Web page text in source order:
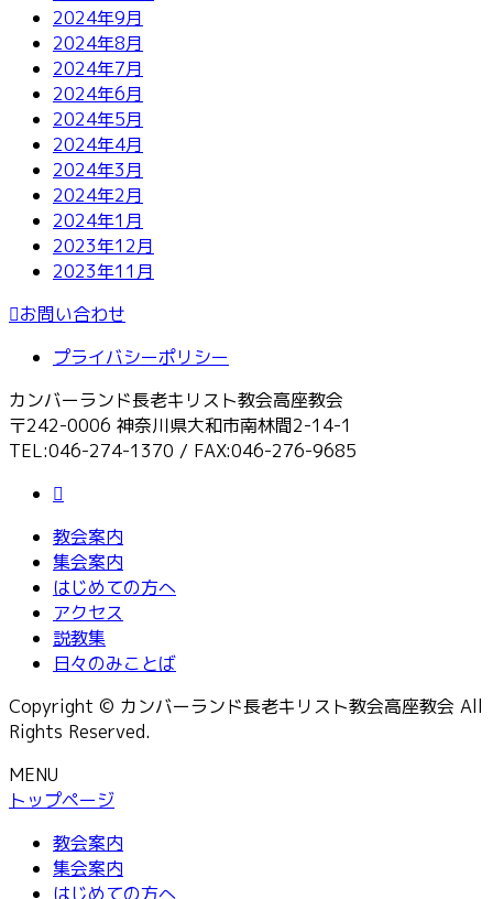
2024年9月
2024年8月
2024年7月
2024年6月
2024年5月
2024年4月
2024年3月
2024年2月
2024年1月
2023年12月
2023年11月
お問い合わせ
プライバシーポリシー
カンバーランド長老キリスト教会高座教会
〒242-0006 神奈川県大和市南林間2-14-1
TEL:046-274-1370 / FAX:046-276-9685
教会案内
集会案内
はじめての方へ
アクセス
説教集
日々のみことば
Copyright © カンバーランド長老キリスト教会高座教会 All
Rights Reserved.
MENU
トップページ
教会案内
集会案内
はじめての方へ